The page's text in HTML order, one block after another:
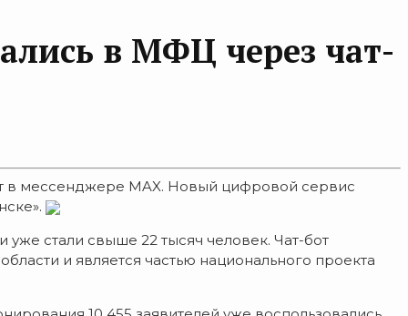
в МФЦ через чат-
в мессенджере MAX. Новый цифровой сервис
стали свыше 22 тысяч человек. Чат-бот
и является частью национального проекта